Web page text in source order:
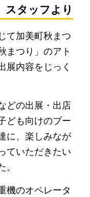
スタッフより
て加美町秋まつ
まつり」のアト
展内容をじっく
どの出展・出店
ども向けのブー
に、楽しみなが
ていただきたい
機のオペレータ